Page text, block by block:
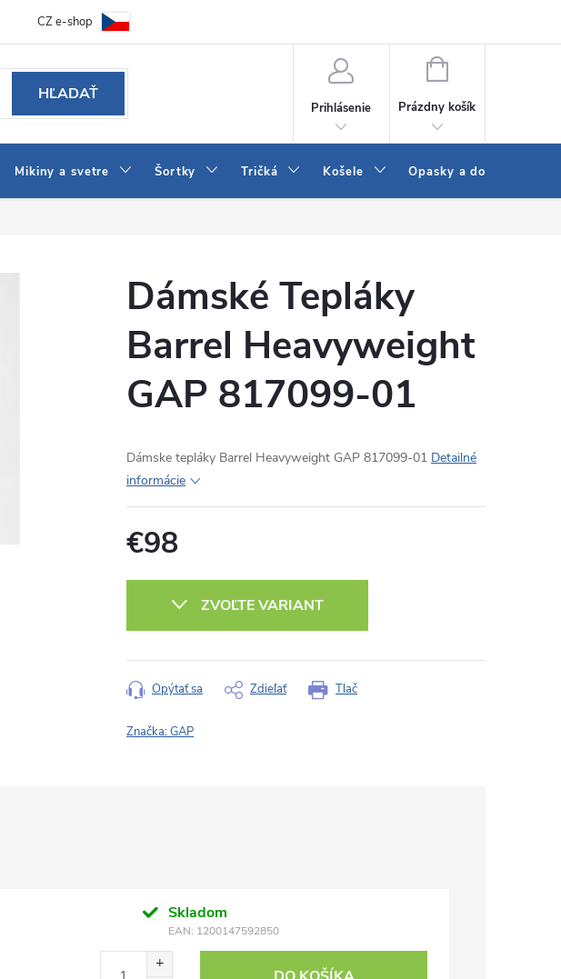
Ako vybrať džínsy Wrangler a LEE
CZ e-shop
HĽADAŤ
Prihlásenie
NÁKUPNÝ
Prázdny košík
Mikiny a svetre Šortky Tričká Košele Opasky a doplnky
Dámské Tepláky
Barrel Heavyweight
GAP 817099-01
Dámske tepláky Barrel Heavyweight GAP 817099-01 Detailné
informácie
€98
ZVOĽTE VARIANT
Tlač
Opýtať sa Zdieľať
Značka:GAP
Skladom
EAN: 1200147592850